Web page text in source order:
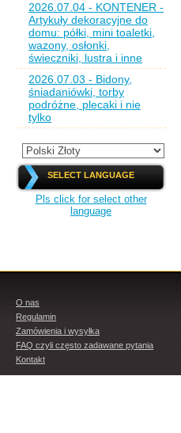
2026.07.04 - KONTENER -
Artykuły dekoracyjne do
domu: półki, mini toaletki,
wazony, osłonki,
świeczniki, lustra i inne
2026.07.03 - Bidony,
śniadaniówki, torby
podróżne, plecaki i nie
tylko
SELECT LANGUAGE
Pls click for select other
language
O nas
Regulamin
Zamówienia i wysyłka
FAQ czyli często zadawane pytania
Kontakt